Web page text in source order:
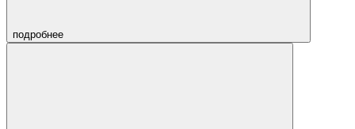
подробнее